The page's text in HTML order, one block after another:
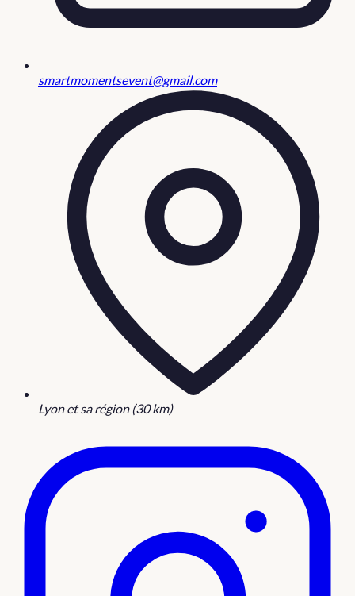
smartmomentsevent@gmail.com
Lyon et sa région (30 km)